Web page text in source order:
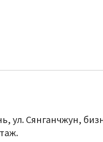
ул. Сянганчжун,